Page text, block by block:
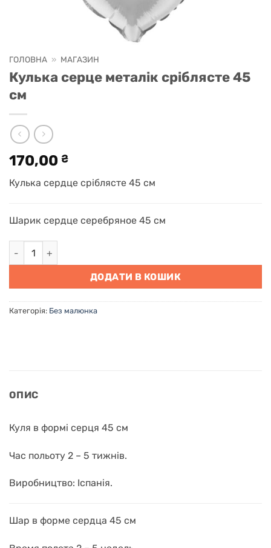
ГОЛОВНА » МАГАЗИН
Кулька серце металік сріблясте 45
см
170,00 ₴
Кулька сердце сріблясте 45 см
Шарик сердце серебряное 45 см
Кулька серце металік сріблясте 45 см кількість
ДОДАТИ В КОШИК
Категорія: Без малюнка
ОПИС
Куля в формі серця 45 см
Час польоту 2 – 5 тижнів.
Виробництво: Іспанія.
Шар в форме сердца 45 см